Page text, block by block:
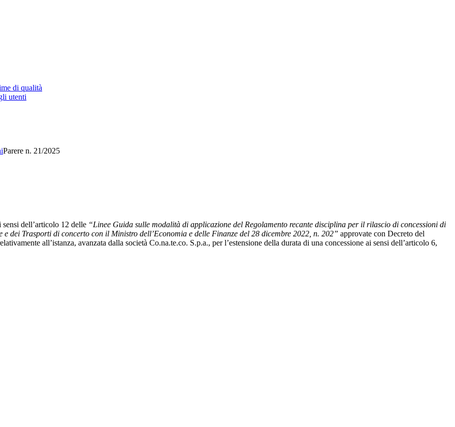
di qualità
utenti
Parere n. 21/2025
dell’articolo 12 delle “Linee Guida sulle modalità di applicazione del Regolamento recante disciplina per il rilascio di concessioni di
dei Trasporti di concerto con il Ministro dell’Economia e delle Finanze del 28 dicembre 2022, n. 202” approvate con Decreto del
all’istanza, avanzata dalla società Co.na.te.co. S.p.a., per l’estensione della durata di una concessione ai sensi dell’articolo 6,